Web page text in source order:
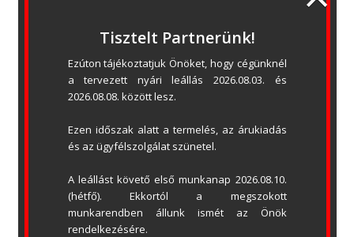
fejlődést és modernizációt követel meg
tőlünk. A még gyorsabb és még precízebb
gyártás érdekében félautomata gyártósor
beszerzését valósítottuk meg, ezáltal is
kapacitásunkat. Bízunk benne, hogy
ügyfeleink elégedettségét ez a fejlesztésünk
tovább...
Új bemutatóterem
Elkészült új bemutatótermünk, ahol
nyitvatartási időben személyesen és
felkészült munkatársaink szakmai
Tisztelt Partnerünk!
Ezúton tájékoztatjuk Önöket, hogy cégünknél
a tervezett nyári leállás 2026.08.03. és
2026.08.08. között lesz.
Ezen időszak alatt a termelés, az árukiadás
és az ügyfélszolgálat szünetel.
A leállást követő első munkanap 2026.08.10.
(hétfő). Ekkortól a megszokott
munkarendben állunk ismét az Önök
rendelkezésére.